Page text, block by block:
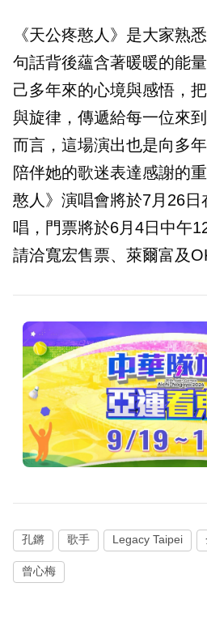
《天公疼憨人》是大家熟
句話背後蘊含著暖暖的能
己多年來的心境與感悟，
與旋律，傳遞給每一位來
而言，這場演出也是向多
陪伴她的歌迷表達感謝的
憨人》演唱會將於7月26日
唱，門票將於6月4日中午
請洽寬宏售票、萊爾富及
孔鏘 歌手 Legacy Taipei
曾心梅